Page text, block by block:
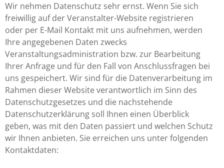
Wir nehmen Datenschutz sehr ernst. Wenn Sie sich
freiwillig auf der Veranstalter-Website registrieren
oder per E-Mail Kontakt mit uns aufnehmen, werden
Ihre angegebenen Daten zwecks
Veranstaltungsadministration bzw. zur Bearbeitung
Ihrer Anfrage und für den Fall von Anschlussfragen bei
uns gespeichert. Wir sind für die Datenverarbeitung im
Rahmen dieser Website verantwortlich im Sinn des
Datenschutzgesetzes und die nachstehende
Datenschutzerklärung soll Ihnen einen Überblick
geben, was mit den Daten passiert und welchen Schutz
wir Ihnen anbieten. Sie erreichen uns unter folgenden
Kontaktdaten: